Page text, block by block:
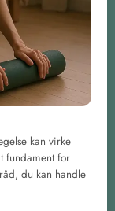
kan virke
fundament for
du kan handle